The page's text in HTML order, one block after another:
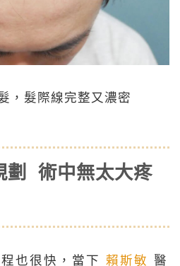
，髮際線完整又濃密
劃 術中無太大疼
也很快，當下 賴斯敏 醫